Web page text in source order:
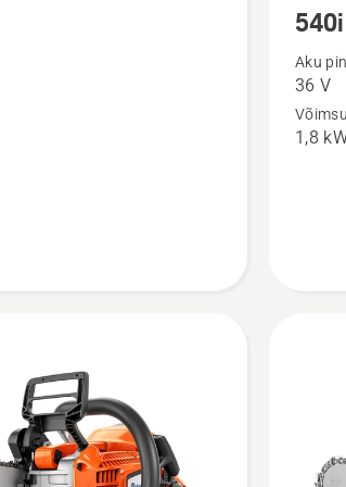
rohkem
toote
540i
XP®
540i
Aku
36 V
1,8